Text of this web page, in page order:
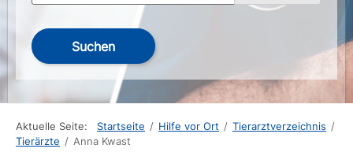
Suchen
Aktuelle Seite: Startseite / Hilfe vor Ort / Tierarztverzeichnis /
Tierärzte / Anna Kwast